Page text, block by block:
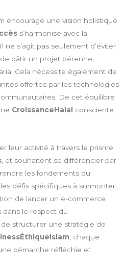
encourage une vision holistique
s’harmonise avec la
ne s’agit pas seulement d’éviter
bâtir un projet pérenne,
Cela nécessite également de
offertes par les technologies
De cet équilibre
CroissanceHalal
consciente
leur activité à travers le prisme
, et souhaitent se différencier par
les fondements du
défis spécifiques à surmonter
de lancer un e-commerce
dans le respect du
de structurer une stratégie de
, chaque
démarche réfléchie et